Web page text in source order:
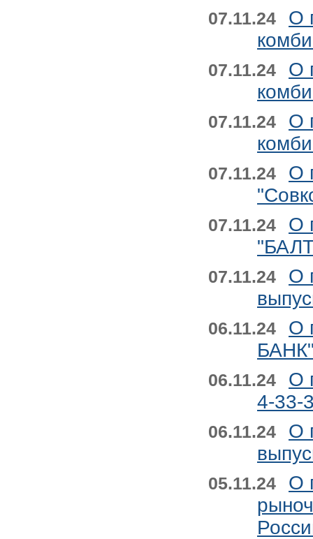
07.11.24
О
07.11.24
О
07.11.24
О
07.11.24
О
07.11.24
О
07.11.24
О
06.11.24
О
06.11.24
О
4-33-
06.11.24
О
05.11.24
О